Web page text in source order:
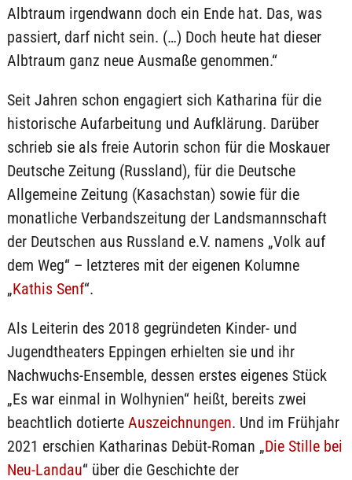
Albtraum irgendwann doch ein Ende hat. Das, was
passiert, darf nicht sein. (…) Doch heute hat dieser
Albtraum ganz neue Ausmaße genommen.“
Seit Jahren schon engagiert sich Katharina für die
historische Aufarbeitung und Aufklärung. Darüber
schrieb sie als freie Autorin schon für die Moskauer
Deutsche Zeitung (Russland), für die Deutsche
Allgemeine Zeitung (Kasachstan) sowie für die
monatliche Verbandszeitung der Landsmannschaft
der Deutschen aus Russland e.V. namens „Volk auf
dem Weg“ – letzteres mit der eigenen Kolumne
„Kathis Senf“.
Als Leiterin des 2018 gegründeten Kinder- und
Jugendtheaters Eppingen erhielten sie und ihr
Nachwuchs-Ensemble, dessen erstes eigenes Stück
„Es war einmal in Wolhynien“ heißt, bereits zwei
beachtlich dotierte Auszeichnungen. Und im Frühjahr
2021 erschien Katharinas Debüt-Roman „Die Stille bei
Neu-Landau“ über die Geschichte der